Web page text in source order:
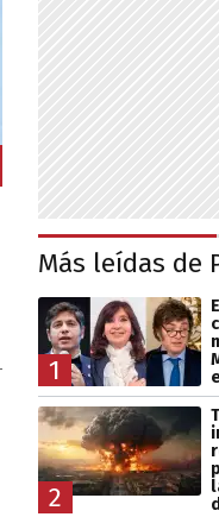
Más leídas de
1
2